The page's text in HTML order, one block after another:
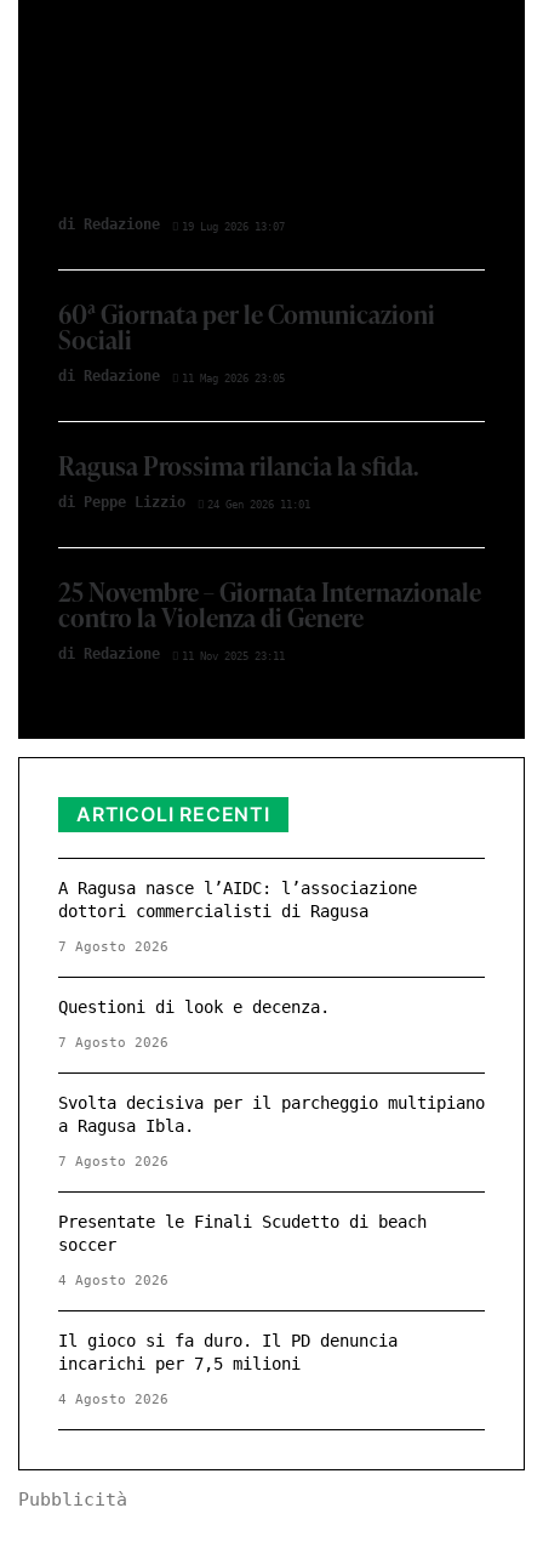
di Redazione 19 Lug 2026 13:07
60ª Giornata per le Comunicazioni
Sociali
di Redazione 11 Mag 2026 23:05
Ragusa Prossima rilancia la sfida.
di Peppe Lizzio 24 Gen 2026 11:01
25 Novembre – Giornata Internazionale
contro la Violenza di Genere
di Redazione 11 Nov 2025 23:11
ARTICOLI RECENTI
A Ragusa nasce l’AIDC: l’associazione
dottori commercialisti di Ragusa
7 Agosto 2026
Questioni di look e decenza.
7 Agosto 2026
Svolta decisiva per il parcheggio multipiano
a Ragusa Ibla.
7 Agosto 2026
Presentate le Finali Scudetto di beach
soccer
4 Agosto 2026
Il gioco si fa duro. Il PD denuncia
incarichi per 7,5 milioni
4 Agosto 2026
Pubblicità